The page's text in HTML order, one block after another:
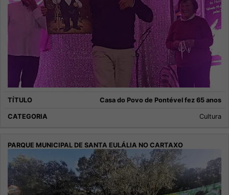
Casa do Povo de Pontével fez 65 anos
Cultura